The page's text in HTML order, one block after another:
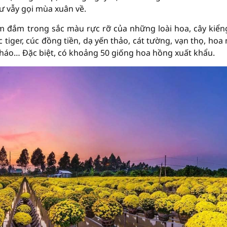
gọi mùa xuân về.
đắm trong sắc màu rực rỡ của những loài hoa, cây
cúc đồng tiền, dạ yến thảo, cát tường, vạn thọ, hoa
Đặc biệt, có khoảng 50 giống hoa hồng xuất khẩu.